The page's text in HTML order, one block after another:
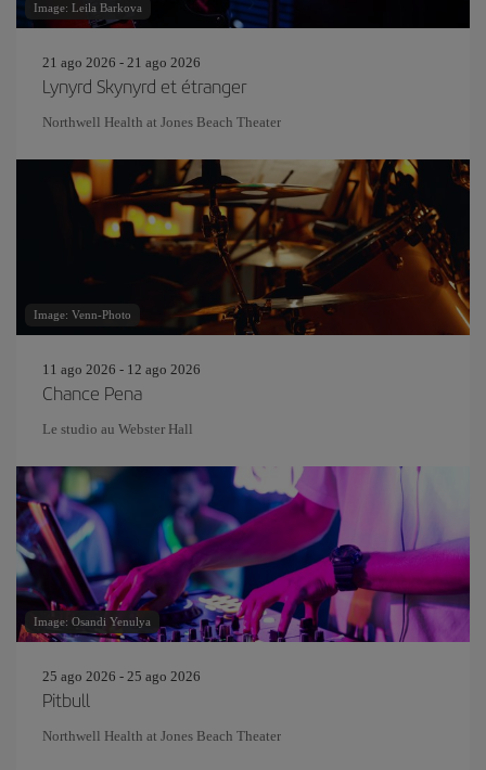
Image: Leila Barkova
21 ago 2026 - 21 ago 2026
Lynyrd Skynyrd et étranger
Northwell Health at Jones Beach Theater
Image: Venn-Photo
11 ago 2026 - 12 ago 2026
Chance Pena
Le studio au Webster Hall
Image: Osandi Yenulya
25 ago 2026 - 25 ago 2026
Pitbull
Northwell Health at Jones Beach Theater